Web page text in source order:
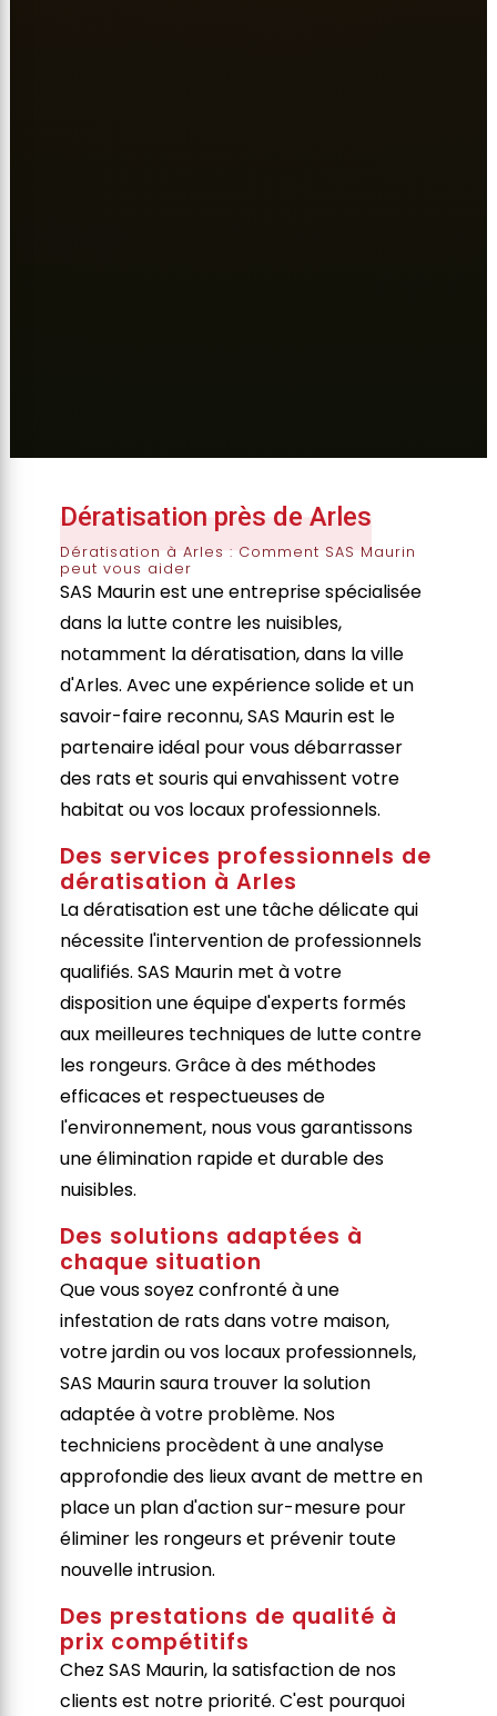
Dératisation près de Arles
Dératisation à Arles : Comment SAS Maurin
peut vous aider
SAS Maurin est une entreprise spécialisée
dans la lutte contre les nuisibles,
notamment la dératisation, dans la ville
d'Arles. Avec une expérience solide et un
savoir-faire reconnu, SAS Maurin est le
partenaire idéal pour vous débarrasser
des rats et souris qui envahissent votre
habitat ou vos locaux professionnels.
Des services professionnels de
dératisation à Arles
La dératisation est une tâche délicate qui
nécessite l'intervention de professionnels
qualifiés. SAS Maurin met à votre
disposition une équipe d'experts formés
aux meilleures techniques de lutte contre
les rongeurs. Grâce à des méthodes
efficaces et respectueuses de
l'environnement, nous vous garantissons
une élimination rapide et durable des
nuisibles.
Des solutions adaptées à
chaque situation
Que vous soyez confronté à une
infestation de rats dans votre maison,
votre jardin ou vos locaux professionnels,
SAS Maurin saura trouver la solution
adaptée à votre problème. Nos
techniciens procèdent à une analyse
approfondie des lieux avant de mettre en
place un plan d'action sur-mesure pour
éliminer les rongeurs et prévenir toute
nouvelle intrusion.
Des prestations de qualité à
prix compétitifs
Chez SAS Maurin, la satisfaction de nos
clients est notre priorité. C'est pourquoi